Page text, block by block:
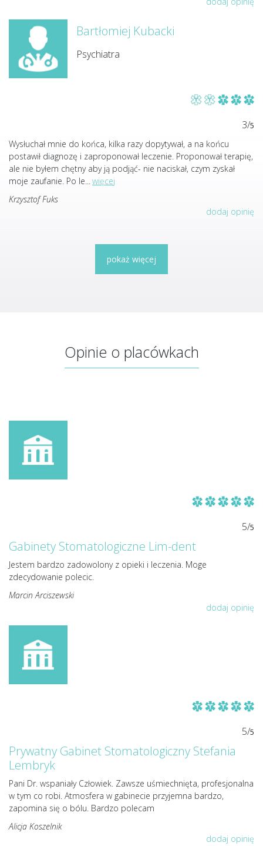
Bartłomiej Kubacki
Psychiatra
3/5
Wysłuchał mnie do końca, kilka razy dopytywał, a na końcu
postawił diagnozę i zaproponował leczenie. Proponował terapię,
ale nie byłem chętny aby ją podjąć- nie naciskał, czym zyskał
moje zaufanie. Po le...więcej
Krzysztof Fuks
dodaj opinię
pokaż więcej
Opinie o placówkach
5/5
Gabinety Stomatologiczne Lim-dent
Jestem bardzo zadowolony z opieki i leczenia. Moge
zdecydowanie polecic.
Marcin Arciszewski
dodaj opinię
5/5
Prywatny Gabinet Stomatologiczny Stefania
Lembryk
Pani Dr. wspaniały Człowiek. Zawsze uśmiechnięta, profesjonalna
w tym co robi. Atmosfera w gabinecie przyjemna bardzo,
zapomina się o bólu. Bardzo polecam
Alicja Koszelnik
dodaj opinię